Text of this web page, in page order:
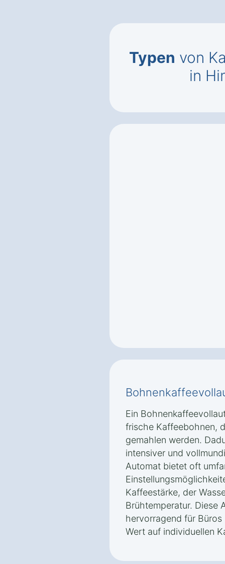
Typen von
in
Ein
frische Kaffeebohnen,
gemahlen werden.
intensiver und
Automat bietet oft
Kaffeestärke, der
Brühtemperatur. Diese
hervorragend für
Wert auf individuellen